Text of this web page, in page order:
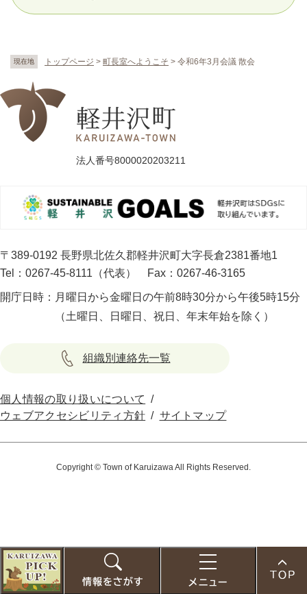
お
現在地 トップページ > 町長室へようこそ > 令和6年3月会議 散会
法人番号8000020203211
〒389-0192 長野県北佐久郡軽井沢町大字長倉2381番地1
Tel：0267-45-8111（代表）
Fax：0267-46-3165
開庁日時： 月曜日から金曜日の午前8時30分から午後5時15分
（土曜日、日曜日、祝日、年末年始を除く）
組織別連絡先一覧
個人情報の取り扱いについて
ウェブアクセシビリティ方針
サイトマップ
Copyright © Town of Karuizawa All Rights Reserved.